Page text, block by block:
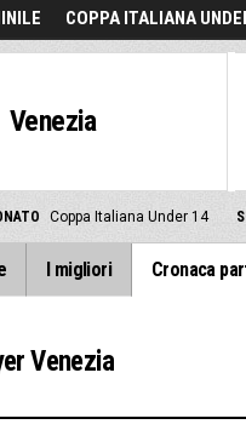
COPPA ITALIANA
Venezia
Coppa Italiana Under 14
I migliori Cronaca
Venezia